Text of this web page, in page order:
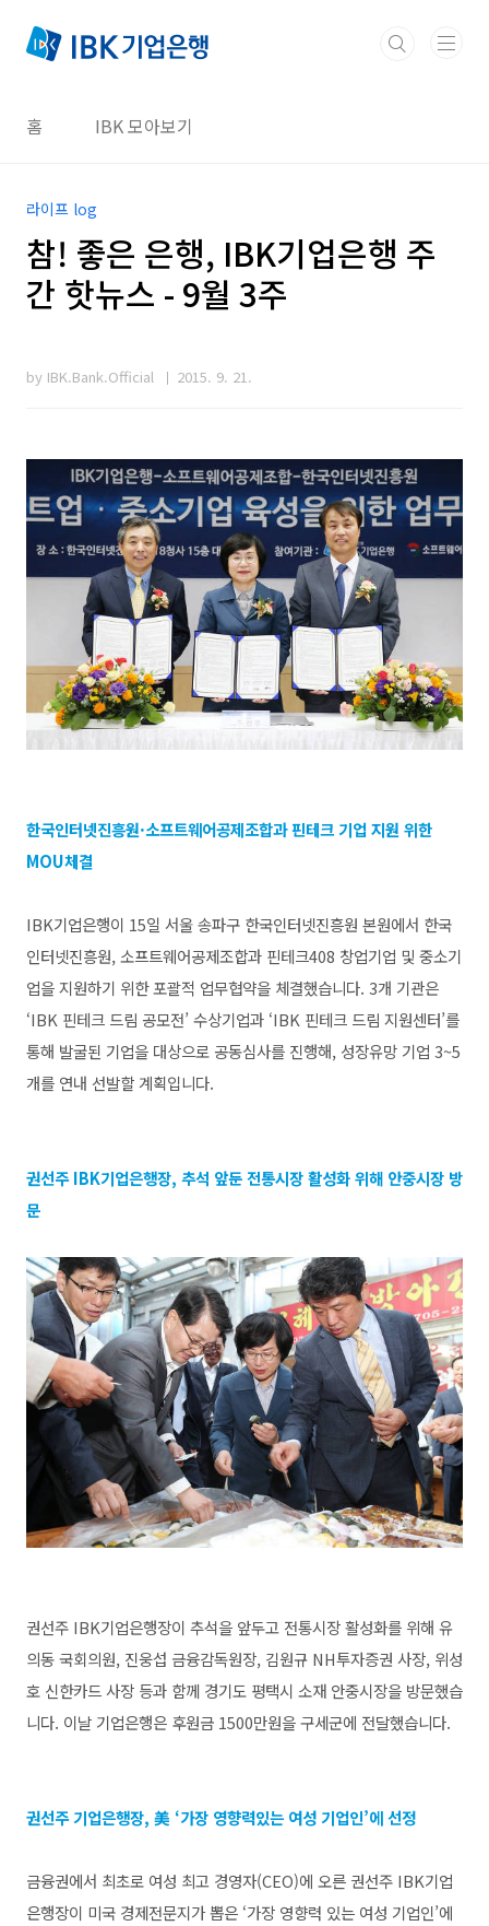
홈 IBK 모아보기
라이프 log
참! 좋은 은행, IBK기업은행 주
간 핫뉴스 - 9월 3주
by IBK.Bank.Official 2015. 9. 21.
한국인터넷진흥원·소프트웨어공제조합과 핀테크 기업 지원 위한
MOU체결
IBK기업은행이 15일 서울 송파구 한국인터넷진흥원 본원에서 한국
인터넷진흥원, 소프트웨어공제조합과 핀테크408 창업기업 및 중소기
업을 지원하기 위한 포괄적 업무협약을 체결했습니다. 3개 기관은
‘IBK 핀테크 드림 공모전’ 수상기업과 ‘IBK 핀테크 드림 지원센터’를
통해 발굴된 기업을 대상으로 공동심사를 진행해, 성장유망 기업 3~5
개를 연내 선발할 계획입니다.
권선주 IBK기업은행장, 추석 앞둔 전통시장 활성화 위해 안중시장 방
문
권선주 IBK기업은행장이 추석을 앞두고 전통시장 활성화를 위해 유
의동 국회의원, 진웅섭 금융감독원장, 김원규 NH투자증권 사장, 위성
호 신한카드 사장 등과 함께 경기도 평택시 소재 안중시장을 방문했습
니다. 이날 기업은행은 후원금 1500만원을 구세군에 전달했습니다.
권선주 기업은행장, 美 ‘가장 영향력있는 여성 기업인’에 선정
금융권에서 최초로 여성 최고 경영자(CEO)에 오른 권선주 IBK기업
은행장이 미국 경제전문지가 뽑은 ‘가장 영향력 있는 여성 기업인’에